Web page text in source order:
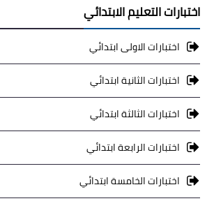
اختبارات التعليم الابتدائي
اختبارات الاولى ابتدائي
اختبارات الثانية ابتدائي
اختبارات الثالثة ابتدائي
اختبارات الرابعة ابتدائي
اختبارات الخامسة ابتدائي